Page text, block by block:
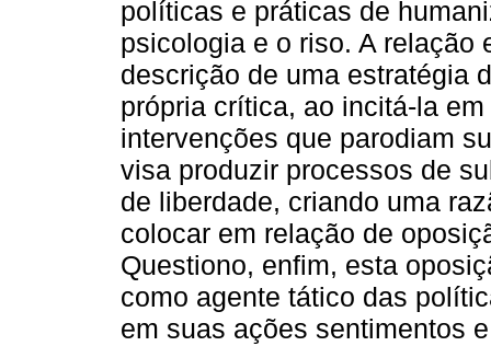
políticas e práticas de
psicologia e o riso. A relação
descrição de uma estratégia
própria crítica, ao incitá-la
intervenções que parodiam
visa produzir processos de
de liberdade, criando uma
colocar em relação de
Questiono, enfim, esta
como agente tático das
em suas ações sentimentos